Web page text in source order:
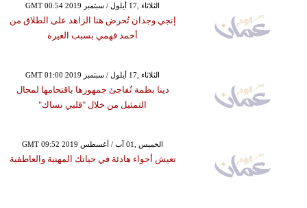
GMT 00:54 2019 الثلاثاء ,17 أيلول / سبتمبر
إنجي وجدان تُحرض هنا الزاهد على الطلاق من
أحمد فهمي بسبب الغيرة
GMT 01:00 2019 الثلاثاء ,17 أيلول / سبتمبر
دينا بطمة تُفاجئ جمهورها باقتحامها لمجال
التمثيل من خلال "قلبي نساك"
GMT 09:52 2019 الخميس ,01 آب / أغسطس
تعيش أجواء هادئة في حياتك المهنية والعاطفية